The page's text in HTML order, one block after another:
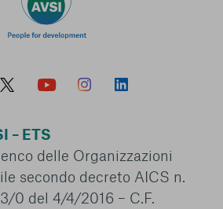
– ETS
delle Organizzazioni
secondo decreto AICS n.
0 del 4/4/2016 – C.F.